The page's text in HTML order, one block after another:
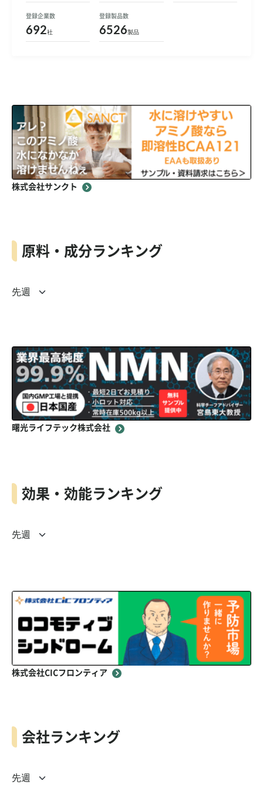
登録企業数
692社
登録製品数
6526製品
株式会社サンクト
原料・成分ランキング
曙光ライフテック株式会社
効果・効能ランキング
株式会社CICフロンティア
会社ランキング